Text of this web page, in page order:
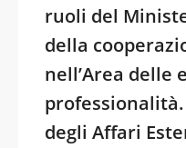
ruoli del
della
nell’Area delle
degli Affari